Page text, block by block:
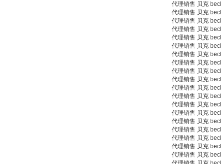
代理销售 贝克
代理销售 贝克
代理销售 贝克
代理销售 贝克
代理销售 贝克
代理销售 贝克
代理销售 贝克
代理销售 贝克
代理销售 贝克
代理销售 贝克
代理销售 贝克
代理销售 贝克
代理销售 贝克
代理销售 贝克
代理销售 贝克
代理销售 贝克
代理销售 贝克
代理销售 贝克
代理销售 贝克